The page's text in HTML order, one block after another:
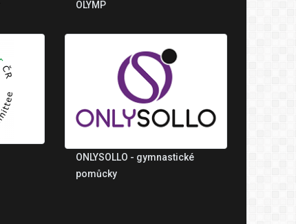
OLYMP
ONLYSOLLO - gymnastické
pomůcky